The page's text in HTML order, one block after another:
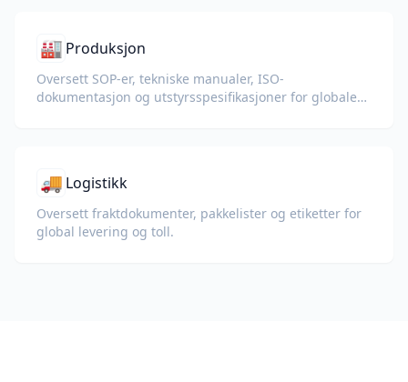
🏭 Produksjon
Oversett SOP-er, tekniske manualer, ISO-
dokumentasjon og utstyrsspesifikasjoner for globale
🚚 Logistikk
Oversett fraktdokumenter, pakkelister og etiketter for
global levering og toll.